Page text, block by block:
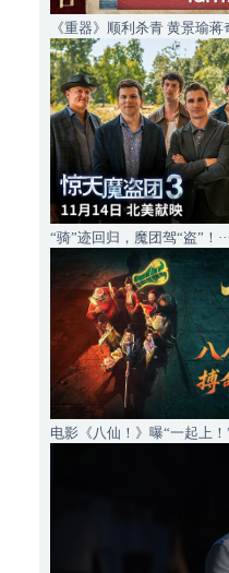
《重器》顺利杀青 黄景瑜蒋
“骑”迹回归，魔团驾“盗”！···
电影《八仙！》曝“一起上！